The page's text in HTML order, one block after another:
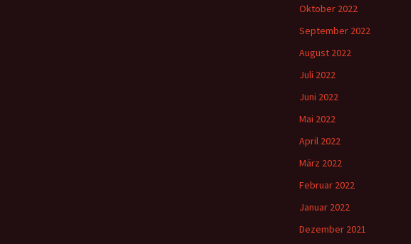
Oktober 2022
September 2022
August 2022
Juli 2022
Juni 2022
Mai 2022
April 2022
März 2022
Februar 2022
Januar 2022
Dezember 2021